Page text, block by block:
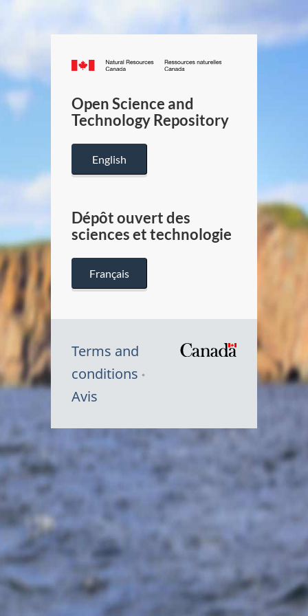
Canada.ca
/
Canada
Open Science and
Technology Repository
English
Dépôt ouvert des
sciences et technologie
Français
Terms and
conditions
Avis
Symbole
Canada